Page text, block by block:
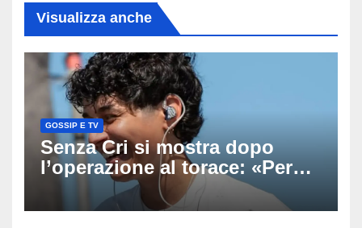
Visualizza anche
GOSSIP E TV
Senza Cri si mostra dopo
l’operazione al torace: «Per
anni mi sentivo in trappola», il
racconto sul difficile percorso